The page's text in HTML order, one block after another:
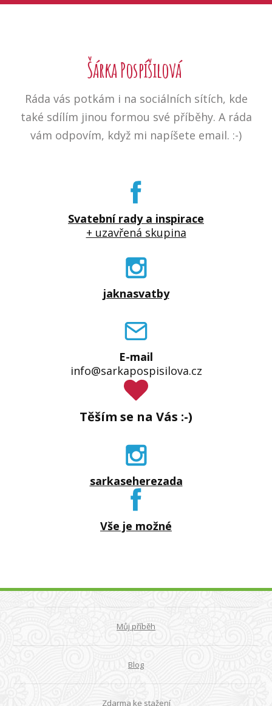
Šárka Pospíšilová
Ráda vás potkám i na sociálních sítích, kde
také sdílím jinou formou své příběhy. A ráda
vám odpovím, když mi napíšete email. :-)
Svatební rady a inspirace
+ uzavřená skupina
jaknasvatby
E-mail
info@sarkapospisilova.cz
Těším se na Vás :-)
sarkaseherezada
Vše je možné
Můj příběh
Blog
Zdarma ke stažení